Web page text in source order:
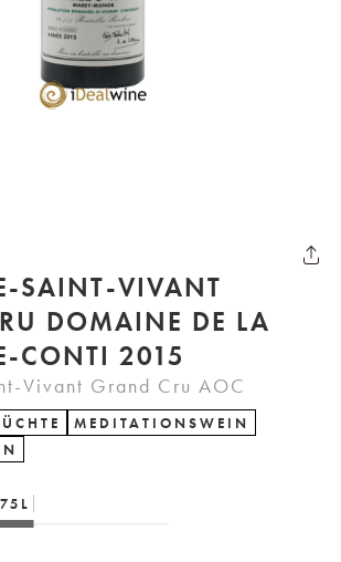
SAINT-VIVANT
DOMAINE DE LA
CONTI 2015
Vivant Grand Cru AOC
MEDITATIONSWEIN
L